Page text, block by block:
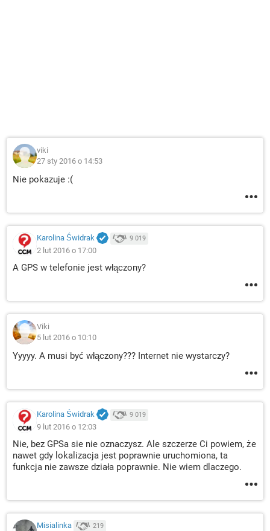
viki
27 sty 2016 o 14:53
Nie pokazuje :(
Karolina Świdrak 9 019
2 lut 2016 o 17:00
A GPS w telefonie jest włączony?
Viki
5 lut 2016 o 10:10
Yyyyy. A musi być włączony??? Internet nie wystarczy?
Karolina Świdrak 9 019
9 lut 2016 o 12:03
Nie, bez GPSa sie nie oznaczysz. Ale szczerze Ci powiem, że
nawet gdy lokalizacja jest poprawnie uruchomiona, ta
funkcja nie zawsze działa poprawnie. Nie wiem dlaczego.
Misialinka 219